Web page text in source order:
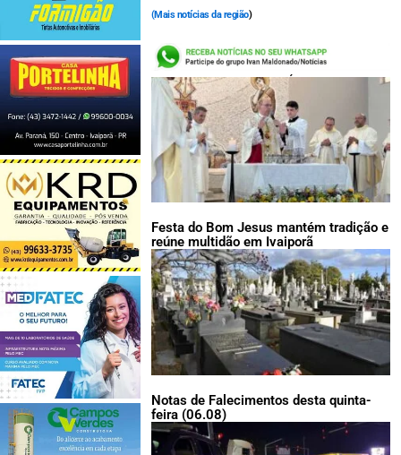
(Mais notícias da região)
LEIA TAMBÉM:
Festa do Bom Jesus mantém tradição e
reúne multidão em Ivaiporã
Notas de Falecimentos desta quinta-
feira (06.08)